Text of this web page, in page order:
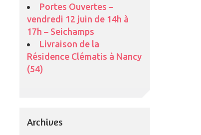
Portes Ouvertes –
vendredi 12 juin de 14h à
17h – Seichamps
Livraison de la
Résidence Clématis à Nancy
(54)
Archives